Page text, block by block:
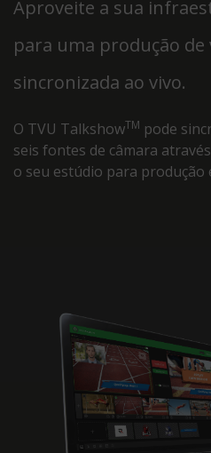
Aproveite a sua
para uma produção de
sincronizada ao vivo.
O TVU TalkshowTM pode
seis fontes de câmara
o seu estúdio para produção